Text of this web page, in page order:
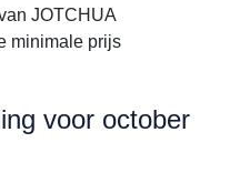
JOTCHUA
minimale prijs
voor october